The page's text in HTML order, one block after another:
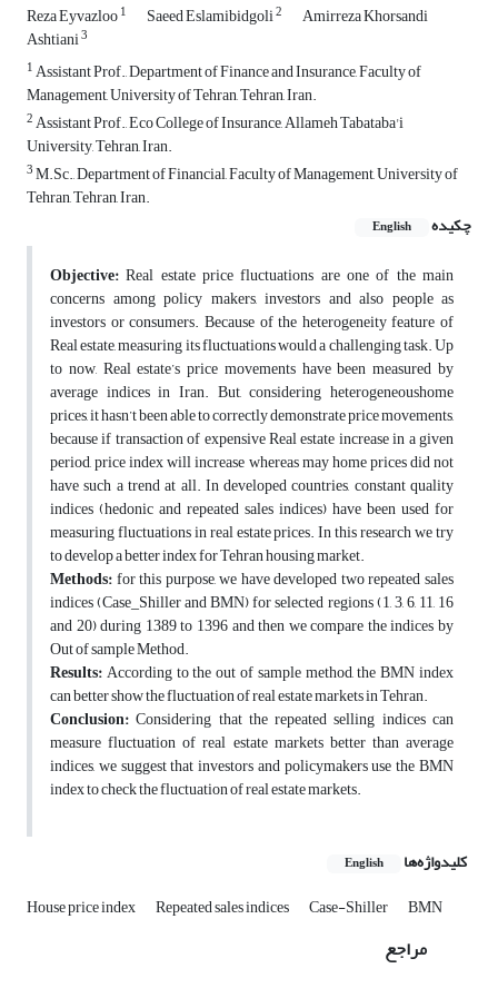
Reza Eyvazloo1 Saeed Eslamibidgoli2 Amirreza Khorsandi
Ashtiani3
1Assistant Prof., Department of Finance and Insurance, Faculty of
Management, University of Tehran, Tehran, Iran.
2Assistant Prof., Eco College of Insurance, Allameh Tabataba'i
University, Tehran, Iran.
3M.Sc., Department of Financial, Faculty of Management, University of
Tehran, Tehran, Iran.
چکیده
English
Objective: Real estate price fluctuations are one of the main
concerns among policy makers, investors and also people as
investors or consumers. Because of the heterogeneity feature of
Real estate, measuring its fluctuations would a challenging task. Up
to now, Real estate’s price movements have been measured by
average indices in Iran. But, considering heterogeneoushome
prices, it hasn’t been able to correctly demonstrate price movements,
because if transaction of expensive Real estate increase in a given
period, price index will increase whereas may home prices did not
have such a trend at all. In developed countries, constant quality
indices (hedonic and repeated sales indices) have been used for
measuring fluctuations in real estate prices. In this research we try
to develop a better index for Tehran housing market.
Methods:for this purpose, we have developed two repeated sales
indices (Case_Shiller and BMN) for selected regions (1, 3, 6, 11, 16
and 20) during 1389 to 1396 and then we compare the indices by
Out of sample Method.
Results:According to the out of sample method, the BMN index
can better show the fluctuation of real estate markets in Tehran.
Conclusion: Considering that the repeated selling indices can
measure fluctuation of real estate markets better than average
indices, we suggest that investors and policymakers use the BMN
index to check the fluctuation of real estate markets.
کلیدواژه‌ها English
House price index Repeated sales indices Case-Shiller BMN
مراجع